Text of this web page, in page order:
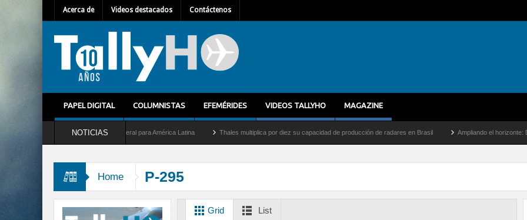
Acerca de Videos destacados Contáctenos
PAPEL DIGITAL COLUMNISTAS EFEMÉRIDES VIDEOS TALLYHO MAGAZINE
NOTICIAS
como nuevo Director General para América Latina Thales multiplica por diez su capacidad de producción de radares en Brasil Ampliando el horizonte: Dentro
Home P-295
Grid List